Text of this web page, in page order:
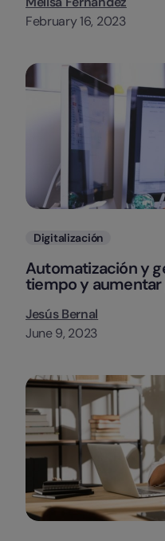
February 16, 2023
Categorias
Digitalización
Automatización y
tiempo y
Jesús Bernal
June 9, 2023